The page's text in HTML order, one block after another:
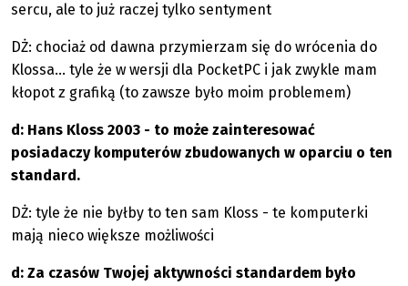
sercu, ale to już raczej tylko sentyment
DŻ: chociaż od dawna przymierzam się do wrócenia do
Klossa... tyle że w wersji dla PocketPC i jak zwykle mam
kłopot z grafiką (to zawsze było moim problemem)
d: Hans Kloss 2003 - to może zainteresować
posiadaczy komputerów zbudowanych w oparciu o ten
standard.
DŻ: tyle że nie byłby to ten sam Kloss - te komputerki
mają nieco większe możliwości
d: Za czasów Twojej aktywności standardem było